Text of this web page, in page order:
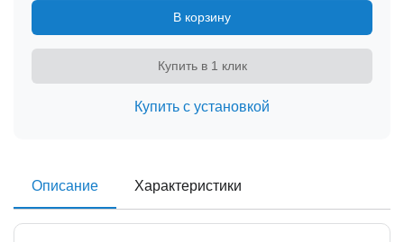
В корзину
Купить в 1 клик
Купить с установкой
Описание Характеристики